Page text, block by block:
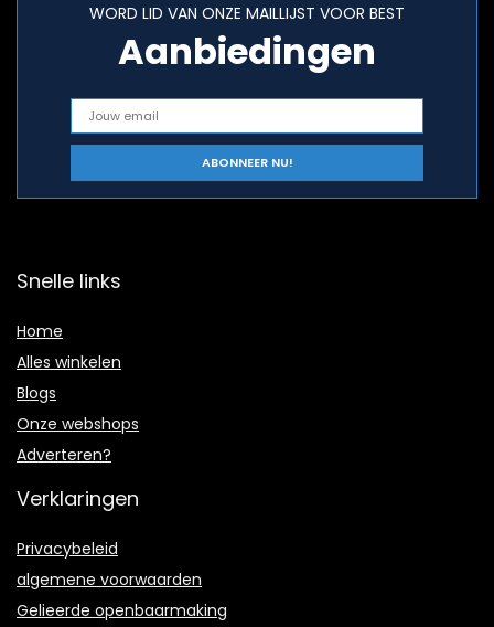
WORD LID VAN ONZE MAILLIJST VOOR BEST
Aanbiedingen
Snelle links
Home
Alles winkelen
Blogs
Onze webshops
Adverteren?
Verklaringen
Privacybeleid
algemene voorwaarden
Gelieerde openbaarmaking